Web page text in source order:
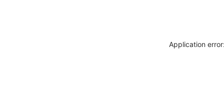
Application